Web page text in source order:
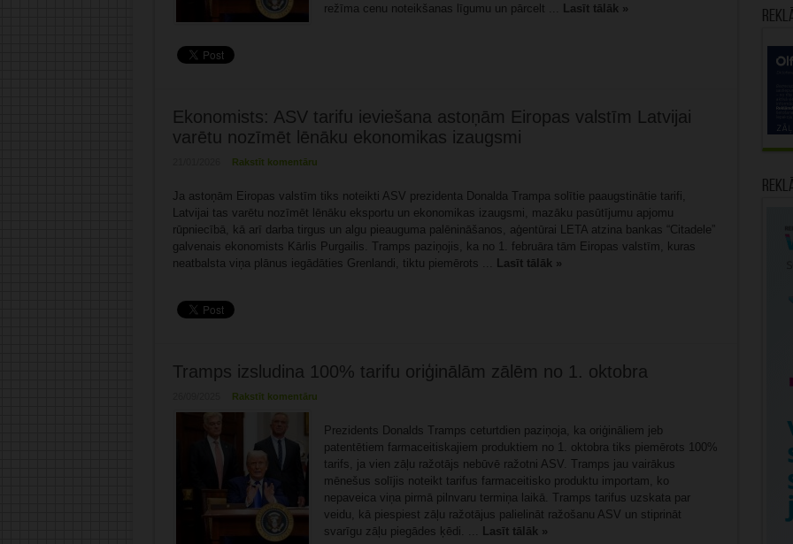
režīma cenu noteikšanas līgumu un pārcelt ... Lasīt tālāk »
Ekonomists: ASV tarifu ieviešana astoņām Eiropas valstīm Latvijai
varētu nozīmēt lēnāku ekonomikas izaugsmi
Rakstīt komentāru
Ja astoņām Eiropas valstīm tiks noteikti ASV prezidenta Donalda Trampa solītie paaugstinātie tarifi,
Latvijai tas varētu nozīmēt lēnāku eksportu un ekonomikas izaugsmi, mazāku pasūtījumu apjomu
rūpniecībā, kā arī darba tirgus un algu pieauguma palēnināšanos, aģentūrai LETA atzina bankas “Citadele”
galvenais ekonomists Kārlis Purgailis. Tramps paziņojis, ka no 1. februāra tām Eiropas valstīm, kuras
neatbalsta viņa plānus iegādāties Grenlandi, tiktu piemērots ... Lasīt tālāk »
Tramps izsludina 100% tarifu oriģinālām zālēm no 1. oktobra
Rakstīt komentāru
Prezidents Donalds Tramps ceturtdien paziņoja, ka oriģināliem jeb
patentētiem farmaceitiskajiem produktiem no 1. oktobra tiks piemērots 100%
tarifs, ja vien zāļu ražotājs nebūvē ražotni ASV. Tramps jau vairākus
mēnešus solījis noteikt tarifus farmaceitisko produktu importam, ko
nepaveica viņa pirmā pilnvaru termiņa laikā. Tramps tarifus uzskata par
veidu, kā piespiest zāļu ražotājus palielināt ražošanu ASV un stiprināt
svarīgu zāļu piegādes ķēdi. ... Lasīt tālāk »